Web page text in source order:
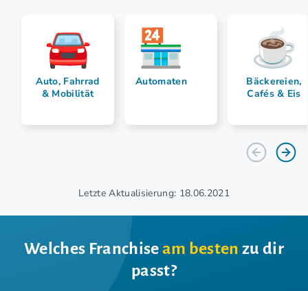
Auto, Fahrrad
& Mobilität
Automaten
Bäckereien,
Cafés & Eis
Letzte Aktualisierung: 18.06.2021
Welches Franchiseam besten zu dir
passt?